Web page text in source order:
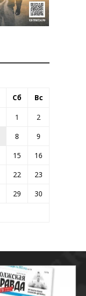
Сб Вс
1
2
8
9
15
16
22
23
29
30